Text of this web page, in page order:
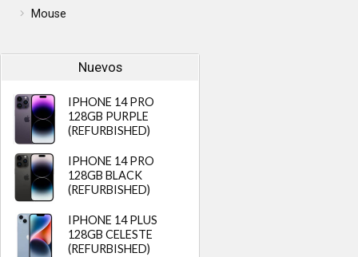
Mouse
Nuevos
IPHONE 14 PRO
128GB PURPLE
(REFURBISHED)
IPHONE 14 PRO
128GB BLACK
(REFURBISHED)
IPHONE 14 PLUS
128GB CELESTE
(REFURBISHED)